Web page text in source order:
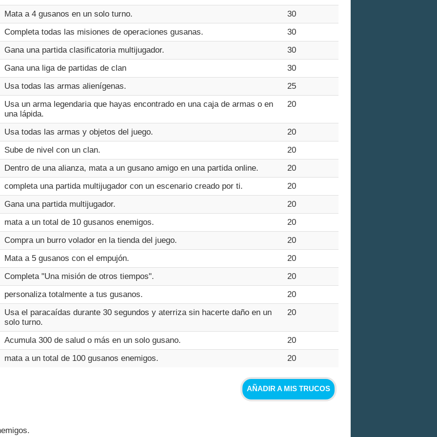
Mata a 4 gusanos en un solo turno.
30
Completa todas las misiones de operaciones gusanas.
30
Gana una partida clasificatoria multijugador.
30
Gana una liga de partidas de clan
30
Usa todas las armas alienígenas.
25
Usa un arma legendaria que hayas encontrado en una caja de armas o en
una lápida.
20
Usa todas las armas y objetos del juego.
20
Sube de nivel con un clan.
20
Dentro de una alianza, mata a un gusano amigo en una partida online.
20
completa una partida multijugador con un escenario creado por ti.
20
Gana una partida multijugador.
20
mata a un total de 10 gusanos enemigos.
20
Compra un burro volador en la tienda del juego.
20
Mata a 5 gusanos con el empujón.
20
Completa "Una misión de otros tiempos".
20
personaliza totalmente a tus gusanos.
20
Usa el paracaídas durante 30 segundos y aterriza sin hacerte daño en un
solo turno.
20
Acumula 300 de salud o más en un solo gusano.
20
mata a un total de 100 gusanos enemigos.
20
AÑADIR A MIS TRUCOS